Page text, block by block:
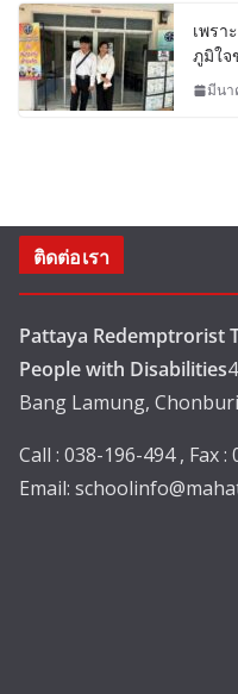
เพรา
ภูมิใจ
มีนา
ติดต่อเรา
Pattaya Redemptrorist
People with Disabilities
Bang Lamung,
Call : 038-196-494 , Fax :
Email: